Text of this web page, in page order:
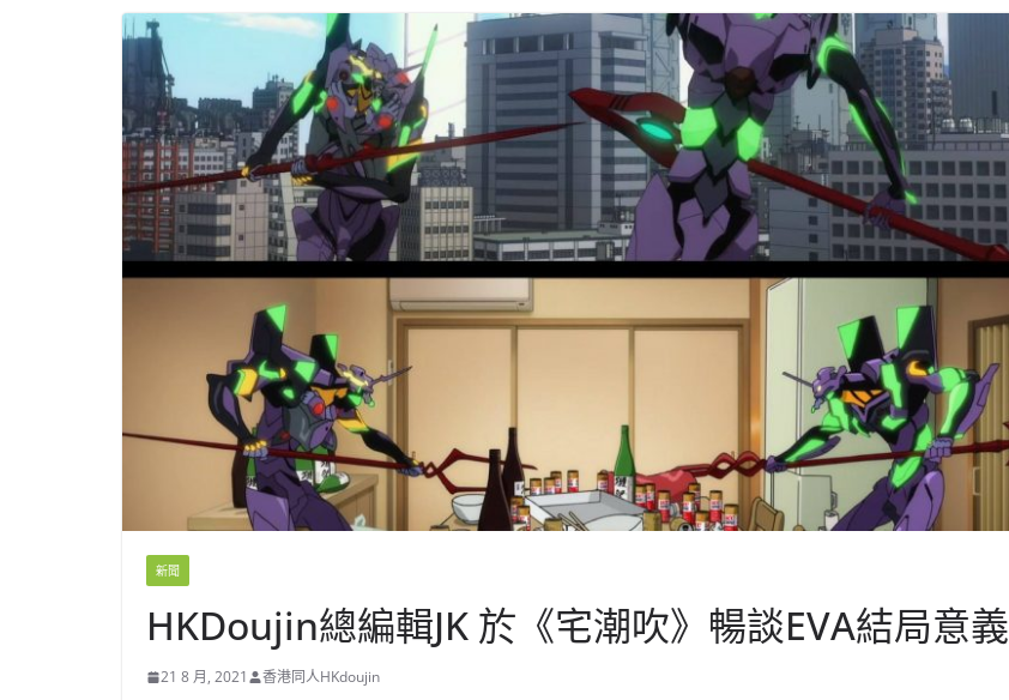
新聞
HKDoujin總編輯JK 於《宅潮吹》暢談EVA結局意義
21 8 月, 2021 香港同人HKdoujin